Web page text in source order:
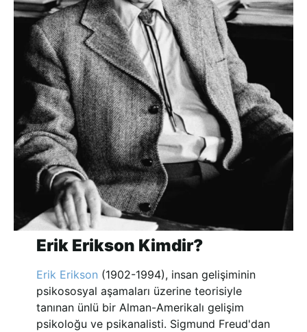
Erik Erikson Kimdir?
Erik Erikson (1902-1994), insan gelişiminin
psikososyal aşamaları üzerine teorisiyle
tanınan ünlü bir Alman-Amerikalı gelişim
psikoloğu ve psikanalisti. Sigmund Freud'dan